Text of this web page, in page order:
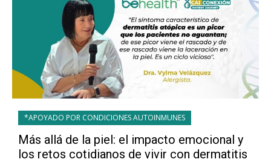
*APOYADO POR CONDICIONES AUTOINMUNES
Más allá de la piel: el impacto emocional y
los retos cotidianos de vivir con dermatitis